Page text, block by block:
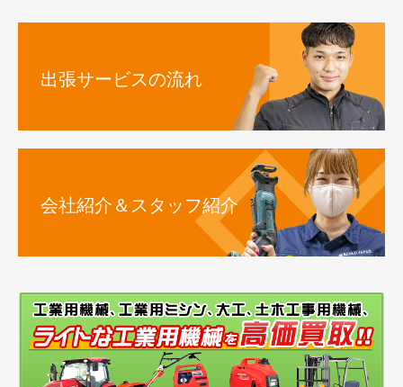
出張サービスの流れ
会社紹介＆スタッフ紹介